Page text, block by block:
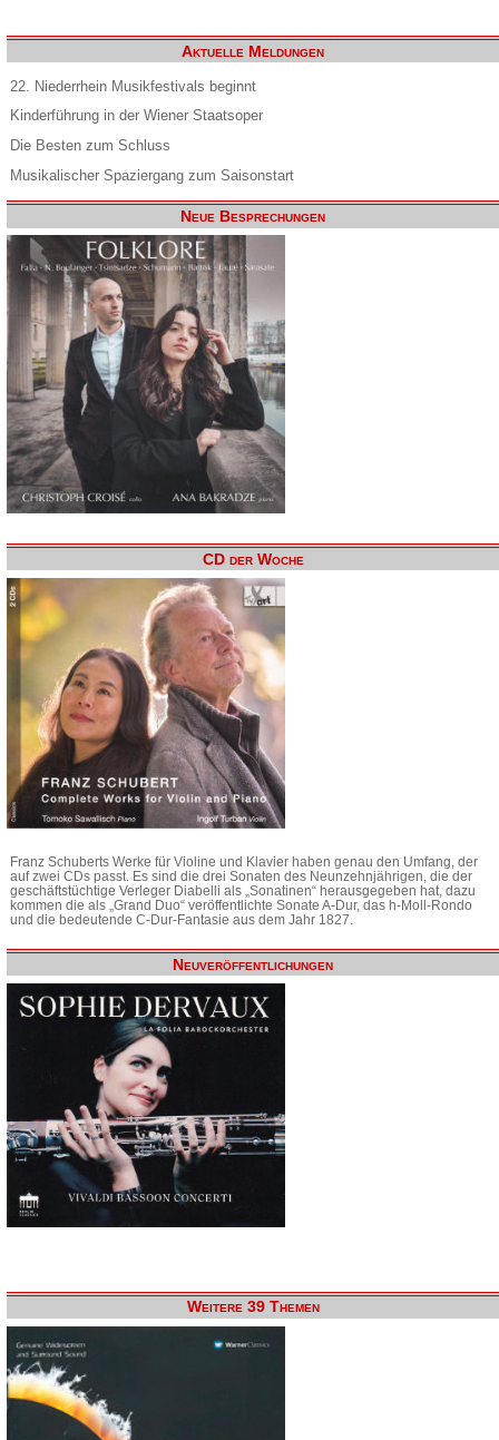
Aktuelle Meldungen
22. Niederrhein Musikfestivals beginnt
Kinderführung in der Wiener Staatsoper
Die Besten zum Schluss
Musikalischer Spaziergang zum Saisonstart
Neue Besprechungen
CD der Woche
Franz Schuberts Werke für Violine und Klavier haben genau den Umfang, der
auf zwei CDs passt. Es sind die drei Sonaten des Neunzehnjährigen, die der
geschäftstüchtige Verleger Diabelli als „Sonatinen“ herausgegeben hat, dazu
kommen die als „Grand Duo“ veröffentlichte Sonate A-Dur, das h-Moll-Rondo
und die bedeutende C-Dur-Fantasie aus dem Jahr 1827.
Neuveröffentlichungen
Weitere 39 Themen